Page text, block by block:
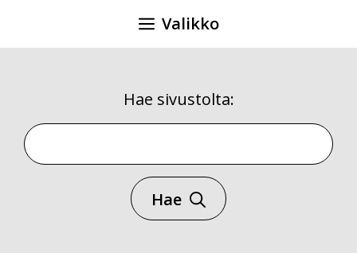
Valikko
Hae sivustolta:
Hae sivustolta
Hae